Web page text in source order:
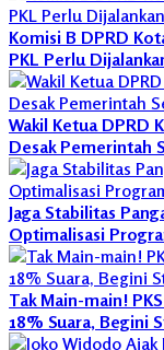
Komisi B DPRD
PKL Perlu
Wakil Ketua DPRD
Desak Pemerintah
Jaga Stabilitas
Optimalisasi
Tak Main-main!
18% Suara, Begini